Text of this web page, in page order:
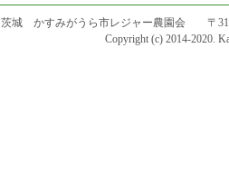
茨城 かすみがうら市レジャー農園会 〒
Copyright (c) 2014-2020.